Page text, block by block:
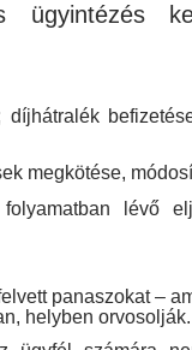
díjhátralék
megkötése,
lévő
panaszokat –
helyben orvosolják.